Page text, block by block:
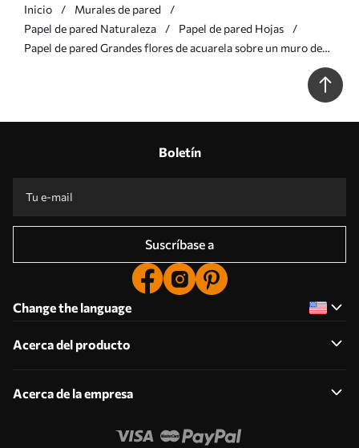
Inicio
Murales de pared
Papel de pared Naturaleza
Papel de pared Hojas
Papel de pared Grandes flores de acuarela sobre un muro de
Boletín
Suscríbase a
Change the language
Acerca del producto
Acerca de la empresa